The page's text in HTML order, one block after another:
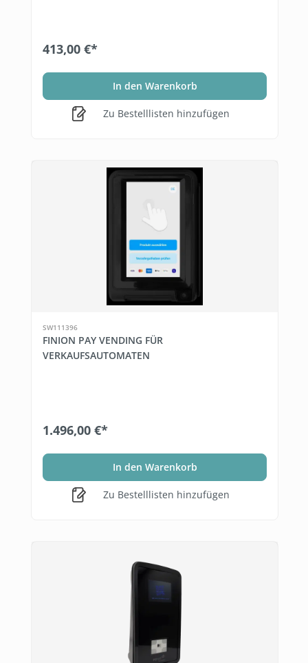
413,00 €*
In den Warenkorb
Zu Bestelllisten hinzufügen
SW111396
FINION PAY VENDING FÜR
VERKAUFSAUTOMATEN
1.496,00 €*
In den Warenkorb
Zu Bestelllisten hinzufügen